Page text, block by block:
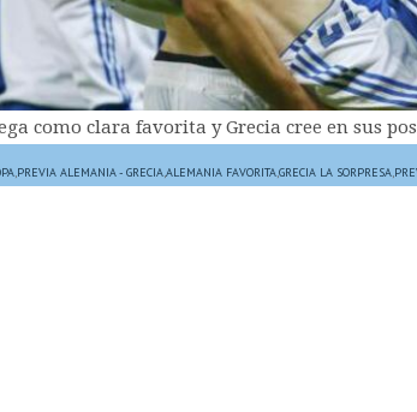
como clara favorita y Grecia cree en sus
,PREVIA ALEMANIA - GRECIA,ALEMANIA FAVORITA,GRECIA LA SORPRESA,